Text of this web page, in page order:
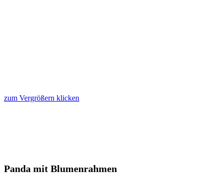
zum Vergrößern klicken
Panda mit Blumenrahmen